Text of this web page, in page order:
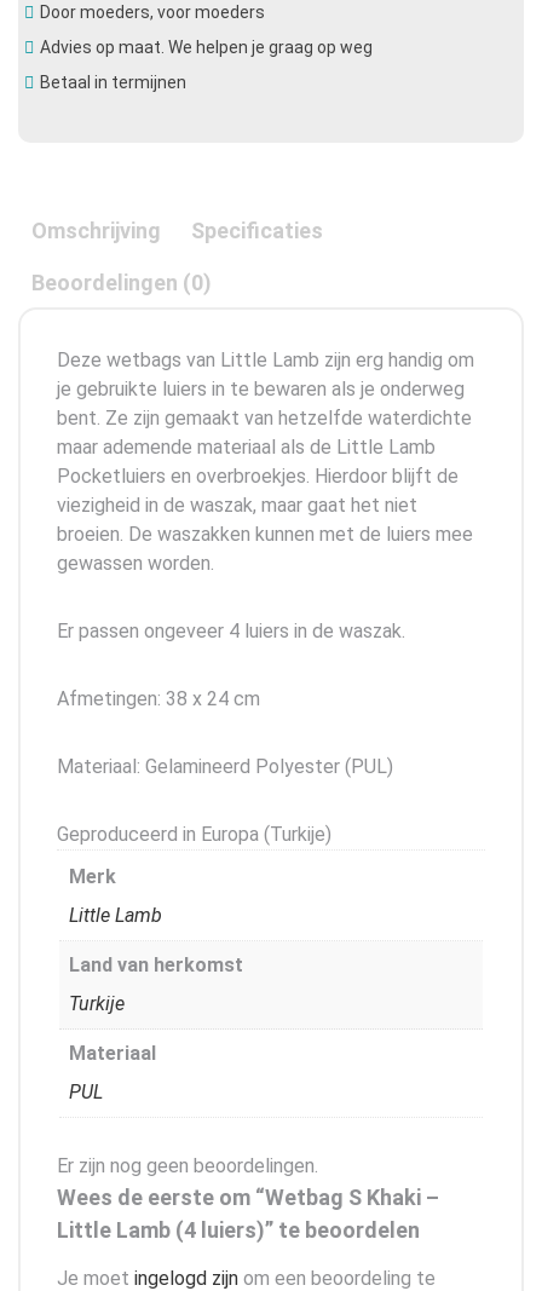
Door moeders, voor moeders
Advies op maat. We helpen je graag op weg
Betaal in termijnen
Omschrijving Specificaties
Beoordelingen (0)
Deze wetbags van Little Lamb zijn erg handig om
je gebruikte luiers in te bewaren als je onderweg
bent. Ze zijn gemaakt van hetzelfde waterdichte
maar ademende materiaal als de Little Lamb
Pocketluiers en overbroekjes. Hierdoor blijft de
viezigheid in de waszak, maar gaat het niet
broeien. De waszakken kunnen met de luiers mee
gewassen worden.
Er passen ongeveer 4 luiers in de waszak.
Afmetingen: 38 x 24 cm
Materiaal: Gelamineerd Polyester (PUL)
Geproduceerd in Europa (Turkije)
Merk
Little Lamb
Land van herkomst
Turkije
Materiaal
PUL
Er zijn nog geen beoordelingen.
Wees de eerste om “Wetbag S Khaki –
Little Lamb (4 luiers)” te beoordelen
Je moet ingelogd zijn om een beoordeling te